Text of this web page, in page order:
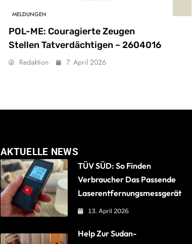
MELDUNGEN
POL-ME: Couragierte Zeugen
Stellen Tatverdächtigen – 2604016
Redaktion 7. April 2026
AKTUELLE NEWS
TÜV SÜD: So Finden
Verbraucher Das Passende
Laserentfernungsmessgerät
13. April 2026
Help Zur Sudan-